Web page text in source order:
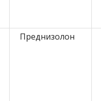
Преднизолон